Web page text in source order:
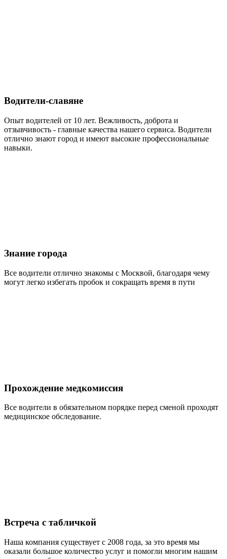
Водители-славяне
Опыт водителей от 10 лет. Вежливость, доброта и
отзывчивость - главные качества нашего сервиса. Водители
отлично знают город и имеют высокие профессиональные
навыки.
Знание города
Все водители отлично знакомы с Москвой, благодаря чему
могут легко избегать пробок и сокращать время в пути
Прохождение медкомиссия
Все водители в обязательном порядке перед сменой проходят
медицинское обследование.
Встреча с табличкой
Наша компания существует с 2008 года, за это время мы
оказали большое количество услуг и помогли многим нашим